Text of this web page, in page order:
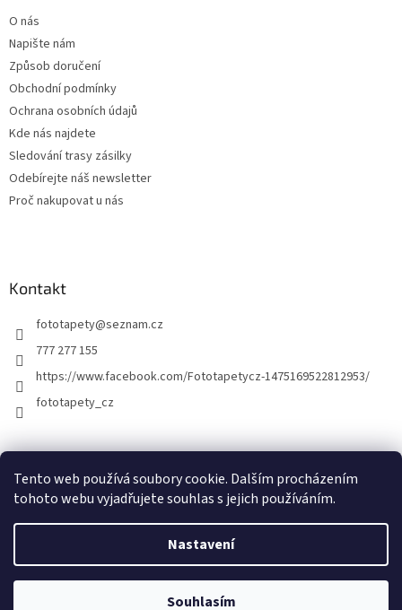
Tento web používá soubory cookie. Dalším procházením
tohoto webu vyjadřujete souhlas s jejich používáním.
Nastavení
Souhlasím
O nás
Napište nám
Způsob doručení
Obchodní podmínky
Ochrana osobních údajů
Kde nás najdete
Sledování trasy zásilky
Odebírejte náš newsletter
Proč nakupovat u nás
Kontakt
fototapety@seznam.cz
777 277 155
https://www.facebook.com/Fototapetycz-1475169522812953/
fototapety_cz
Vytvořil Shoptet
FOTOTAPETY.CZ. Všechna práva vyhrazena.